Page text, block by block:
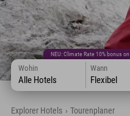
NEU: Climate Rate 10% bonus
Wohin
Alle Hotels
Wann
Flexibel
Explorer Hotels › Tourenplaner